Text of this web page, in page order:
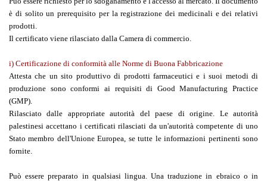
è di solito un prerequisito per la registrazione dei medicinali e dei relativi
prodotti.
Il certificato viene rilasciato dalla Camera di commercio.
i) Certificazione di conformità alle Norme di Buona Fabbricazione
Attesta che un sito produttivo di prodotti farmaceutici e i suoi metodi di
produzione sono conformi ai requisiti di Good Manufacturing Practice
(GMP).
Rilasciato dalle appropriate autorità del paese di origine. Le autorità
palestinesi accettano i certificati rilasciati da un'autorità competente di uno
Stato membro dell'Unione Europea, se tutte le informazioni pertinenti sono
fornite.
Può essere preparato in qualsiasi lingua. Una traduzione in ebraico o in